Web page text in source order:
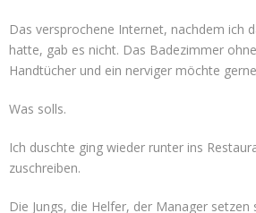
Das versprochene Internet, nachdem ich
hatte, gab es nicht. Das Badezimmer
Handtücher und ein nerviger möchte
Was solls.
Ich duschte ging wieder runter ins
zuschreiben.
Die Jungs, die Helfer, der Manager